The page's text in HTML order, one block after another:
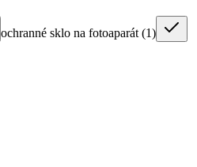
ochranné sklo na fotoaparát (1)